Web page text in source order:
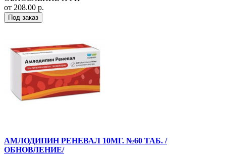
от 208.00 р.
Под заказ
АМЛОДИПИН РЕНЕВАЛ 10МГ. №60 ТАБ. /
ОБНОВЛЕНИЕ/